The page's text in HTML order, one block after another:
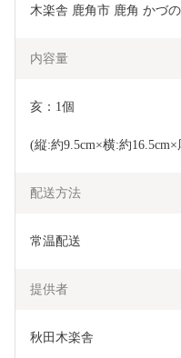
木楽舎 鹿角市 鹿角 かづの
内容量
亥：1個
(縦:約9.5cm×横:約16.5cm×
配送方法
常温配送
提供者
秋田木楽舎